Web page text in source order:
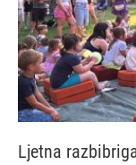
Ljetna